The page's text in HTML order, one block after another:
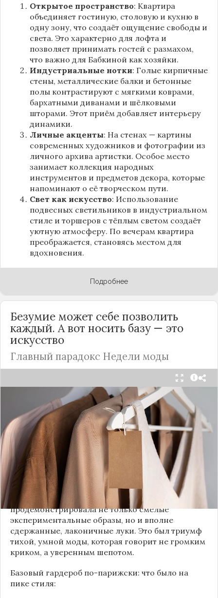
Открытое пространство: Квартира
объединяет гостиную, столовую и кухню в
одну зону, что создаёт ощущение свободы и
света. Это характерно для лофта и
позволяет принимать гостей с размахом,
что важно для Бабкиной как хозяйки.
Индустриальные нотки: Голые кирпичные
стены, металлические балки и бетонные
полы контрастируют с мягкими коврами,
бархатными диванами и шёлковыми
шторами. Этот приём добавляет интерьеру
динамики.
Личные акценты: На стенах — картины
современных художников и фотографии из
личного архива артистки. Особое место
занимает коллекция народных
инструментов и предметов декора, которые
напоминают о её творческом пути.
Свет как искусство: Использование
подвесных светильников в индустриальном
стиле и торшеров с тёплым светом создаёт
уютную атмосферу. По вечерам квартира
преображается, становясь местом для
вдохновения.
Подробнее
Безумие может себе позволить
каждый. А вот носить базу — это
искусство
Главный парадокс Недели моды
Принято считать, что Неделя моды в Париже —
это исключительно про безумные тренды, на
которые обычный человек посмотрит с
недоумением. Но самый интересный тренд этого
сезона был обращен к реальной жизни. Показы
доказали: истинная роскошь и мастерство стиля
заключаются не в эпатаже, а в виртуозном
владении базовыми вещами.
Как тонко подметила автор канала «Деловая
косметичка», завершившаяся неделя моды
продемонстрировала не только смелые
экспериментальные образы, но и вполне
сдержанные, лаконичные луки. Это был триумф
тихой, умной моды, которая говорит не громким
криком, а уверенным шепотом.
Базовый гардероб по-парижски: что было на
пике стиля: